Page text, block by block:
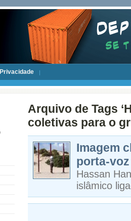
Privacidade
Arquivo de Tags
coletivas para o
Imagem
porta-
Hassan
islâmico